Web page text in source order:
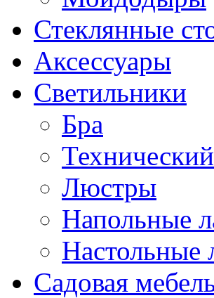
Стеклянные
Аксессуары
Светильники
Бра
Люстры
Напольные
Настольные
Садовая